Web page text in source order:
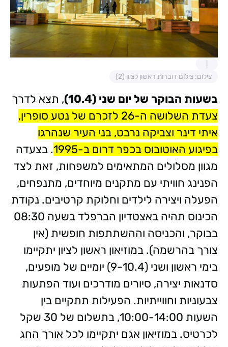
צילום: צילום דוברות ראשון לציון (2)
בשעות הבוקר של יום שני (10.4)
, תצא לדרך
צע
דת השלושה ה-26 לזכרם של נטע סופרין,
איתי דינר וצביקה נרבט, בני העיר שנהרגו
בפיגוע האוטובוס בכפר דרום ב-1995
. בצעדה
מגוון מסלולים המתאימים למשפחות, זאת לצד
הפנינג חוויתי עם מתקנים מיוחדים, מתנפחים,
הפעלה ויצירה לילדים וחלוקת קרטיבים. נקודת
הכינוס תהיה באצטדיון הברפלד בשעה 08:30
בבוקר, והכניסה וההשתתפות חופשית (אין
צורך בהרשמה). במוזיאון ראשון לציון יתקיימו
בימי ראשון ושני (9-10.4) יומיים של מופעים,
סדנאות יצירה, סיורים מודרכים ועוד הפתעות
צבעוניות וחווייתיות. הפעילות תתקיים בין
השעות 10:00-14:00, בתשלום של 30 שקל
לכרטיס. במוזיאון אגם יתקיימו לכל אורך החג